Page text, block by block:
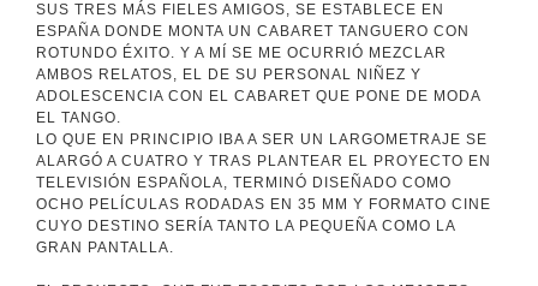
SUS TRES MÁS FIELES AMIGOS, SE ESTABLECE EN
ESPAÑA DONDE MONTA UN CABARET TANGUERO CON
ROTUNDO ÉXITO. Y A MÍ SE ME OCURRIÓ MEZCLAR
AMBOS RELATOS, EL DE SU PERSONAL NIÑEZ Y
ADOLESCENCIA CON EL CABARET QUE PONE DE MODA
EL TANGO.
LO QUE EN PRINCIPIO IBA A SER UN LARGOMETRAJE SE
ALARGÓ A CUATRO Y TRAS PLANTEAR EL PROYECTO EN
TELEVISIÓN ESPAÑOLA, TERMINÓ DISEÑADO COMO
OCHO PELÍCULAS RODADAS EN 35 MM Y FORMATO CINE
CUYO DESTINO SERÍA TANTO LA PEQUEÑA COMO LA
GRAN PANTALLA.